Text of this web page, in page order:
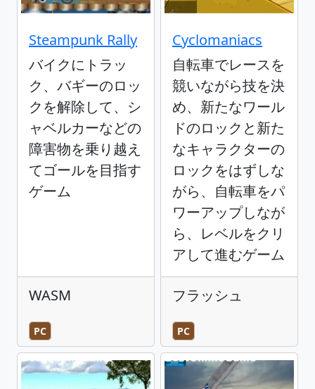
Steampunk Rally
バイクにトラッ
ク、バギーのロッ
クを解除して、シ
ャベルカーなどの
障害物を乗り越え
てゴールを目指す
ゲーム
WASM
PC
Cyclomaniacs
自転車でレースを
競いながら技を決
め、新たなワール
ドのロックと新た
なキャラクターの
ロックをはずしな
がら、自転車をパ
ワーアップしなが
ら、レベルをクリ
アして進むゲーム
フラッシュ
PC